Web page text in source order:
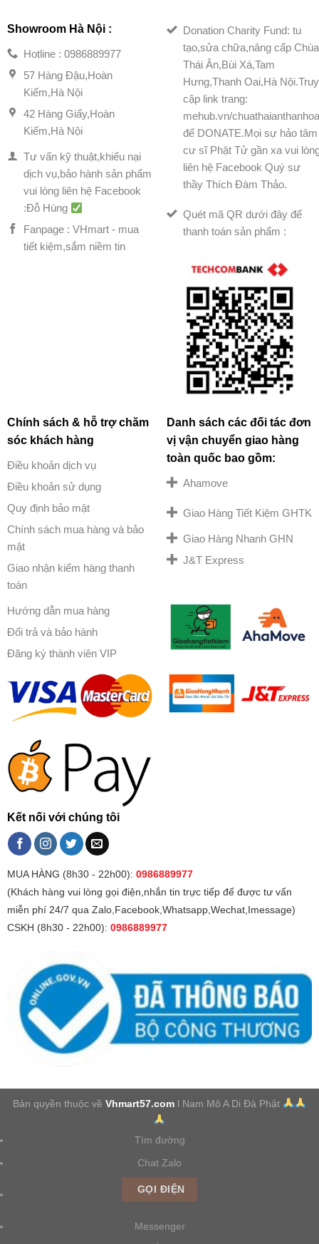
Showroom Hà Nội :
Hotline : 0986889977
57 Hàng Đậu,Hoàn
Kiếm,Hà Nội
42 Hàng Giấy,Hoàn
Kiếm,Hà Nội
Tư vấn kỹ thuật,khiếu nại
dịch vụ,bảo hành sản phẩm
vui lòng liên hệ Facebook
:Đỗ Hùng
Fanpage : VHmart - mua
tiết kiệm,sắm niềm tin
Donation Charity Fund: tu
tạo,sửa chữa,nâng cấp Chùa
Thái Ân,Bùi Xá,Tam
Hưng,Thanh Oai,Hà Nội.Truy
cập link trang:
mehub.vn/
để DONATE.Mọi sự hảo tâm
cư sĩ Phật Tử gần xa vui
liên hệ Facebook Quý sư
thầy Thích Đàm Thảo.
Quét mã QR dưới đây để
thanh toán sản phẩm :
Chính sách & hỗ trợ chăm
sóc khách hàng
Điều khoản dịch vụ
Điều khoản sử dụng
Quy định bảo mật
Chính sách mua hàng và bảo
mật
Giao nhận kiểm hàng thanh
toán
Hướng dẫn mua hàng
Đổi trả và bảo hành
Đăng ký thành viên VIP
Danh sách các đối tác đơn
vị vận chuyển giao hàng
toàn quốc bao gồm:
Ahamove
Giao Hàng Tiết Kiệm GHTK
Giao Hàng Nhanh GHN
J&T Express
Kết nối với chúng tôi
MUA HÀNG (8h30 - 22h00): 0986889977
(Khách hàng vui lòng gọi điện,nhắn tin trực tiếp để được tư vấn
miễn phí 24/7 qua Zalo,Facebook,Whatsapp,Wechat,Imessage)
CSKH (8h30 - 22h00): 0986889977
Bản quyền thuộc vềVhmart57.com l Nam Mô A Di Đà Phật
Tìm đường
Chat Zalo
GỌI ĐIỆN
Messenger